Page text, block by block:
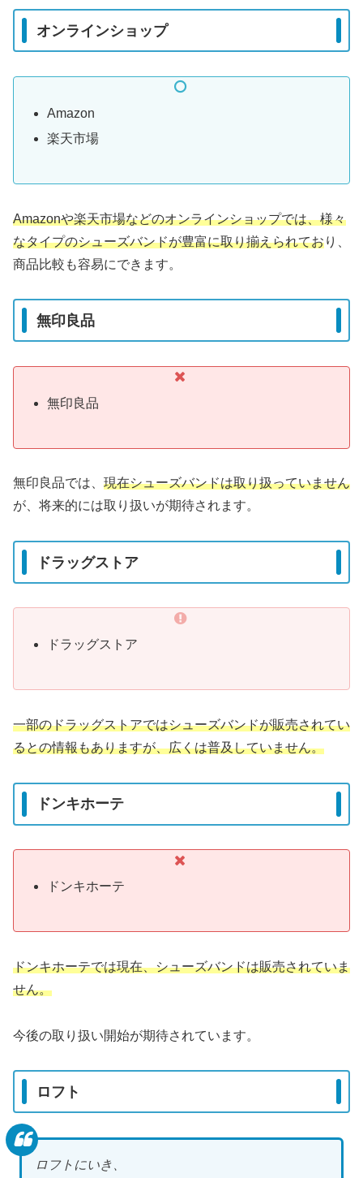
オンラインショップ
Amazon
楽天市場
Amazonや楽天市場などのオンラインショップでは、様々
なタイプのシューズバンドが豊富に取り揃えられており、
商品比較も容易にできます。
無印良品
無印良品
無印良品では、 現在シューズバンドは取り扱っていません
が、将来的には取り扱いが期待されます。
ドラッグストア
ドラッグストア
一部のドラッグストアではシューズバンドが販売されてい
るとの情報もありますが、広くは普及していません。
ドンキホーテ
ドンキホーテ
ドンキホーテでは現在、シューズバンドは販売されていま
せん。
今後の取り扱い開始が期待されています。
ロフト
ロフトにいき、